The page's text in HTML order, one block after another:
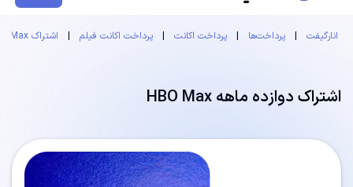
انارگیفت | پرداخت‌ها | پرداخت اکانت | پرداخت اکانت فیلم | اشتراک HBO Max
اشتراک دوازده ماهه HBO Max